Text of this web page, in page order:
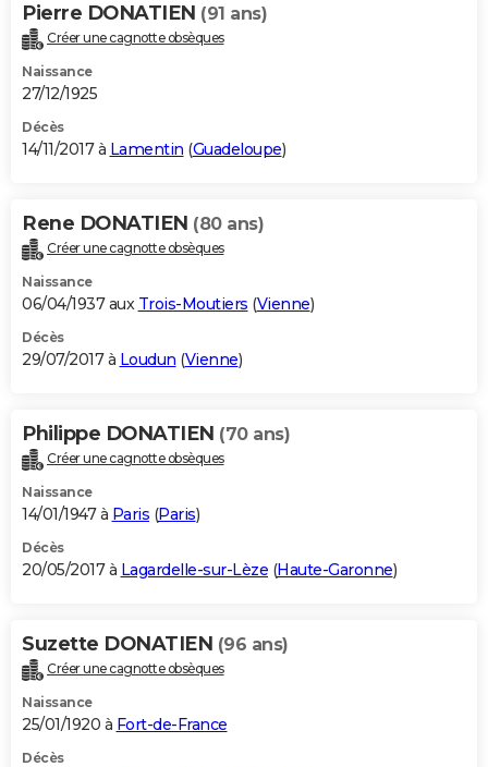
Pierre DONATIEN (91 ans)
Créer une cagnotte obsèques
Naissance
27/12/1925
Décès
14/11/2017 à Lamentin (Guadeloupe)
Rene DONATIEN (80 ans)
Créer une cagnotte obsèques
Naissance
06/04/1937 aux Trois-Moutiers (Vienne)
Décès
29/07/2017 à Loudun (Vienne)
Philippe DONATIEN (70 ans)
Créer une cagnotte obsèques
Naissance
14/01/1947 à Paris (Paris)
Décès
20/05/2017 à Lagardelle-sur-Lèze (Haute-Garonne)
Suzette DONATIEN (96 ans)
Créer une cagnotte obsèques
Naissance
25/01/1920 à Fort-de-France
Décès